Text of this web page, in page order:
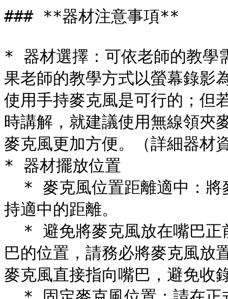
### **器材注意事項**
* 器材選擇：可依老師的教學
果老師的教學方式以螢幕錄影
使用手持麥克風是可行的；但
時講解，就建議使用無線領
麥克風更加方便。（詳細器材
* 器材擺放位置
持適中的距離。
巴的位置，請務必將麥克風放
麥克風直接指向嘴巴，避免收